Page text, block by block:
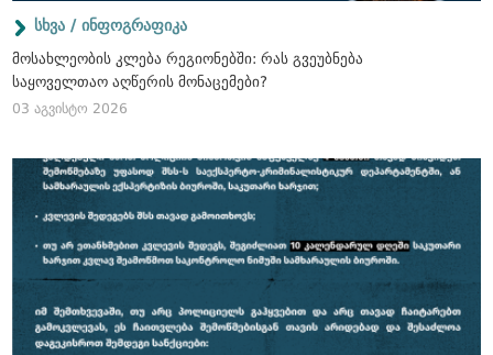
სხვა / ინფოგრაფიკა
მოსახლეობის კლება რეგიონებში: რას გვეუბნება
საყოველთაო აღწერის მონაცემები?
03 აგვისტო 2026